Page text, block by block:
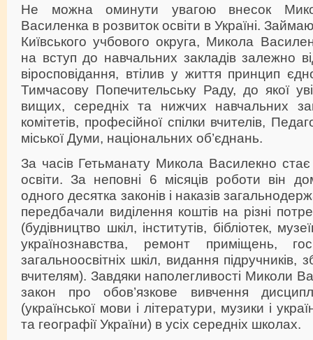
Не можна оминути увагою внесок
Василенка в розвиток освіти в Україні.
Київського учбового округа, Микола
на вступ до навчальних закладів залежно
віросповідання, втілив у життя принцип
Тимчасову Попечительську Раду, до якої
вищих, середніх та нижчих навчальних
комітетів, професійної спілки вчителів,
міської Думи, національних об’єднань.
За часів Гетьманату Микола Василекно стає
освіти. За неповні 6 місяців роботи він
одного десятка законів і наказів
передбачали виділення коштів на різні
(будівництво шкіл, інститутів, бібліотек,
українознавства, ремонт приміщень,
загальноосвітніх шкіл, видання підручників,
вчителям). Завдяки наполегливості Миколи
закон про обов’язкове вивчення
(української мови і літератури, музики і
та географії України) в усіх середніх школах.